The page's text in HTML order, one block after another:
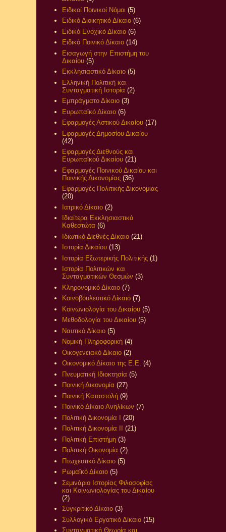
Ειδικοί Ποινικοί Νόμοι (5)
Ειδικό Διοικητικό Δίκαιο (6)
Ειδικό Ενοχικό Δίκαιο (6)
Ειδικό Ποινικό Δίκαιο (14)
Εισαγωγή στην Επιστήμη του
Δικαίου (5)
Εκκλησιαστικό Δίκαιο (5)
Ελληνική Πολιτική και
Συνταγματική Ιστορία (2)
Εμπράγματο Δίκαιο (3)
Ευρωπαϊκό Δίκαιο (6)
Εφαρμογές Αστικού Δικαίου (17)
Εφαρμογές Δημοσίου Δικαίου
(42)
Εφαρμογές Διεθνούς και
Ευρωπαϊκού Δικαίου (21)
Εφαρμογές Ποινικού Δικαίου και
Ποινικής Δικονομίας (36)
Εφαρμογές Πολιτικής Δικονομίας
(20)
Ιατρικό Δίκαιο (2)
Ιδιαίτερα Εκκλησιαστικά
Καθεστώτα (6)
Ιδιωτικό Διεθνές Δίκαιο (21)
Ιστορία Δικαίου (13)
Ιστορία Εξωτερικής Πολιτικής (1)
Ιστορία Πολιτικών και
Συνταγματικών Θεσμών (3)
Κληρονομικό Δίκαιο (7)
Κοινοβουλευτικό Δίκαιο (7)
Κοινωνιολογία του Δικαίου (5)
Μεθοδολογία του Δικαίου (5)
Ναυτικό Δίκαιο (5)
Νομική Πληροφορική (4)
Οικογενειακό Δίκαιο (2)
Οικονομικό Δίκαιο της Ε.Ε. (4)
Πνευματική Ιδιοκτησία (5)
Ποινική Δικονομία (27)
Ποινική Καταστολή (9)
Ποινικό Δίκαιο Ανηλίκων (7)
Πολιτική Δικονομία Ι
(20)
Πολιτική Δικονομία ΙΙ
(21)
Πολιτική Επιστήμη (3)
Πολιτική Οικονομία (2)
Πτωχευτικό Δίκαιο (5)
Ρωμαϊκό Δίκαιο (5)
Σεμινάριο Ιστορίας Φιλοσοφίας
και Κοινωνιολογίας του Δικαίου
(2)
Συγκριτικό Δίκαιο (3)
Συλλογικό Εργατικό Δίκαιο (15)
Συνταγματική Θεωρία και